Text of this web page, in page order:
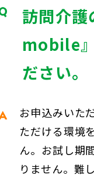
訪問介護
mobile
ださい。
お申込みいた
ただける環境
ん。お試し期
りません。難